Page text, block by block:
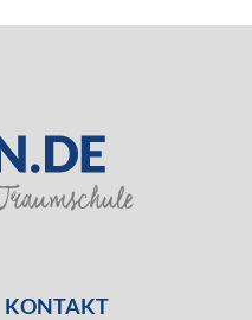
KONTAKT